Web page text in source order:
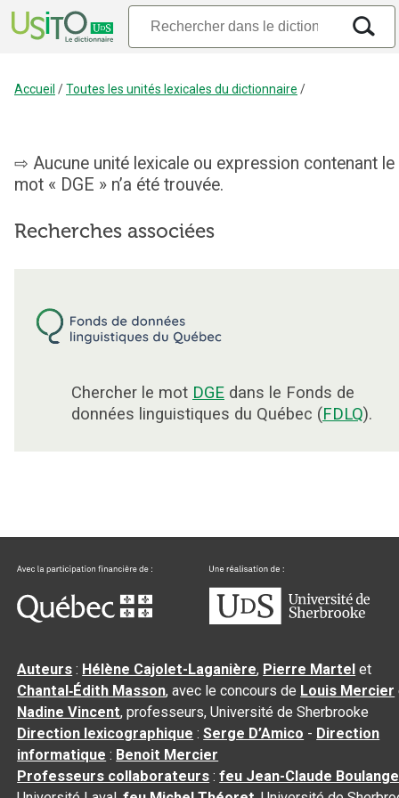
Accueil /Toutes les unités lexicales du dictionnaire /
Aucune unité lexicale ou expression contenant le
mot « DGE » n’a été trouvée.
Recherches associées
Chercher le mot DGE dans le Fonds de
données linguistiques du Québec (FDLQ).
Auteurs : Hélène Cajolet-Laganière, Pierre Martel et
Chantal‑Édith Masson, avec le concours de Louis Mercier
Nadine Vincent, professeurs, Université de Sherbrooke
Direction lexicographique :Serge D’Amico - Direction
informatique : Benoit Mercier
Professeurs collaborateurs :feu Jean-Claude